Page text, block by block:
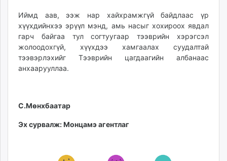
Иймд аав, ээж нар хайхрамжгүй байдлаас үр
хүүхдийнхээ эрүүл мэнд, амь насыг хохироох явдал
гарч байгаа тул согтуугаар тээврийн хэрэгсэл
жолоодохгүй, хүүхдээ хамгаалах суудалтай
тээвэрлэхийг Тээврийн цагдаагийн албанаас
анхаарууллаа.
С.Мөнхбаатар
Эх сурвалж: Монцамэ агентлаг